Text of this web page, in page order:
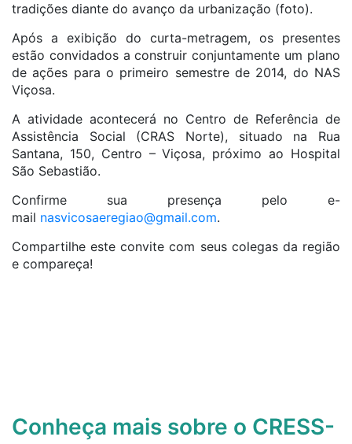
tradições diante do avanço da urbanização (foto).
Após a exibição do curta-metragem, os presentes
estão convidados a construir conjuntamente um plano
de ações para o primeiro semestre de 2014, do NAS
Viçosa.
A atividade acontecerá no Centro de Referência de
Assistência Social (CRAS Norte), situado na Rua
Santana, 150, Centro – Viçosa, próximo ao Hospital
São Sebastião.
Confirme sua presença pelo e-
mail nasvicosaeregiao@gmail.com.
Compartilhe este convite com seus colegas da região
e compareça!
Conheça mais sobre o CRESS-